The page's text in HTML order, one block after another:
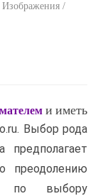
Изображения /
и иметь
Выбор рода
предполагает
преодолению
по выбору